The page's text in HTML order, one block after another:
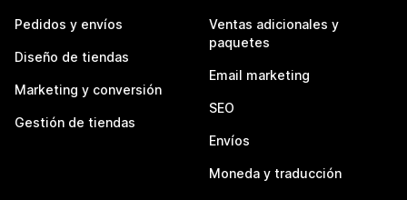
Pedidos y envíos
Diseño de tiendas
Marketing y conversión
Gestión de tiendas
Ventas adicionales y
paquetes
Email marketing
SEO
Envíos
Moneda y traducción